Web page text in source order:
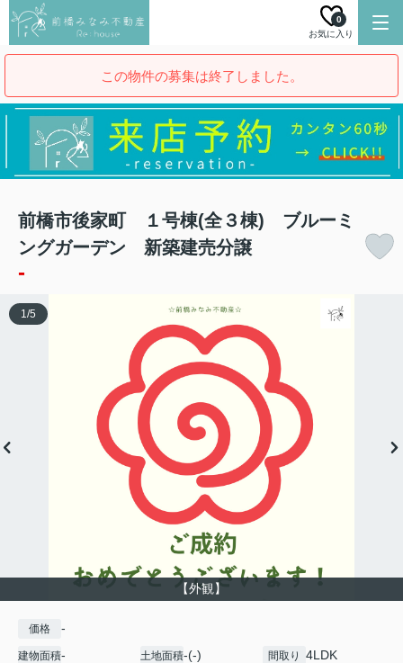
お気に入り
0
この物件の募集は終了しました。
前橋市後家町 １号棟(全３棟) ブルーミ
ングガーデン 新築建売分譲
-
【外観】
1/5
価格 -
建物面積- 土地面積-(-) 間取り 4LDK